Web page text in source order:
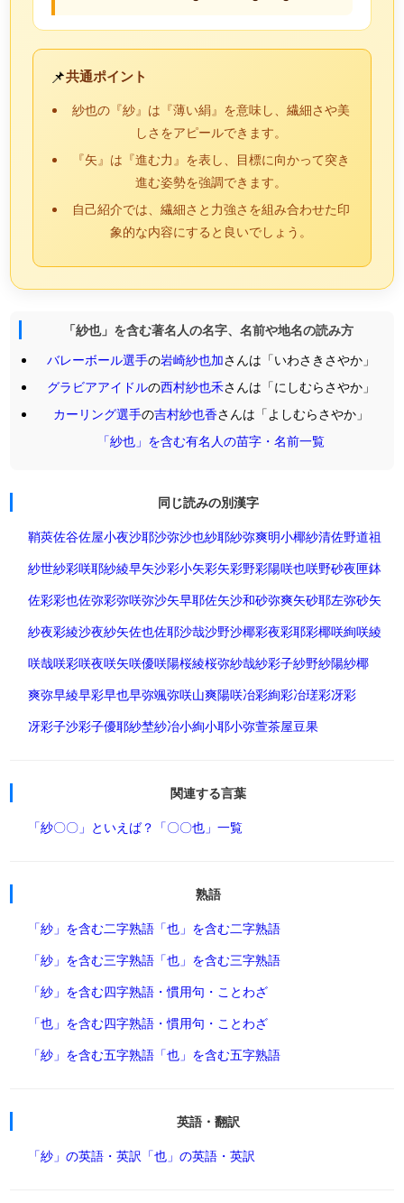
📌共通ポイント
紗也の『紗』は『薄い絹』を意味し、繊細さや美
しさをアピールできます。
『矢』は『進む力』を表し、目標に向かって突き
進む姿勢を強調できます。
自己紹介では、繊細さと力強さを組み合わせた印
象的な内容にすると良いでしょう。
「紗也」を含む著名人の名字、名前や地名の読み方
バレーボール選手の岩崎紗也加さんは「いわさきさやか」
グラビアアイドルの西村紗也禾さんは「にしむらさやか」
カーリング選手の吉村紗也香さんは「よしむらさやか」
「紗也」を含む有名人の苗字・名前一覧
同じ読みの別漢字
鞘莢佐谷佐屋小夜沙耶沙弥沙也紗耶紗弥爽明小椰紗清佐野道祖
紗世紗彩咲耶紗綾早矢沙彩小矢彩矢彩野彩陽咲也咲野砂夜匣鉢
佐彩彩也佐弥彩弥咲弥沙矢早耶佐矢沙和砂弥爽矢砂耶左弥砂矢
紗夜彩綾沙夜紗矢佐也佐耶沙哉沙野沙椰彩夜彩耶彩椰咲絢咲綾
咲哉咲彩咲夜咲矢咲優咲陽桜綾桜弥紗哉紗彩子紗野紗陽紗椰
爽弥早綾早彩早也早弥颯弥咲山爽陽咲冶彩絢彩冶瑳彩冴彩
冴彩子沙彩子優耶紗埜紗冶小絢小耶小弥萱茶屋豆果
関連する言葉
「紗〇〇」といえば？ 「〇〇也」一覧
熟語
「紗」を含む二字熟語 「也」を含む二字熟語
「紗」を含む三字熟語 「也」を含む三字熟語
「紗」を含む四字熟語・慣用句・ことわざ
「也」を含む四字熟語・慣用句・ことわざ
「紗」を含む五字熟語 「也」を含む五字熟語
英語・翻訳
「紗」の英語・英訳 「也」の英語・英訳